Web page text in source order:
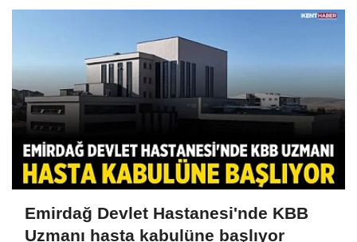
Emirdağ Devlet Hastanesi'nde KBB
Uzmanı hasta kabulüne başlıyor